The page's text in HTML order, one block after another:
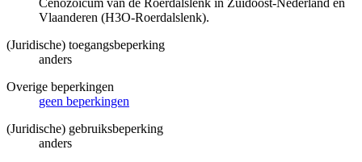
Vlaanderen (H3O-Roerdalslenk).
(Juridische) toegangsbeperking
anders
Overige beperkingen
geen beperkingen
(Juridische) gebruiksbeperking
anders